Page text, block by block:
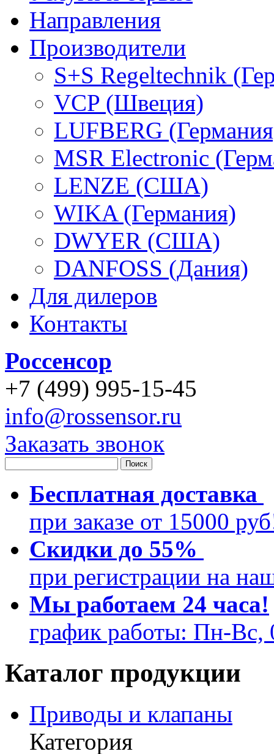
Направления
Производители
S+S Regeltechnik
VCP (Швеция)
LUFBERG
MSR Electronic
LENZE (США)
WIKA (Германия)
DWYER (США)
DANFOSS (Дания)
Для дилеров
Контакты
Россенсор
+7 (499) 995-15-45
info@rossensor.ru
Заказать звонок
Бесплатная доставка
при заказе от 15000
Скидки до 55%
при регистрации на
Мы работаем 24 часа!
график работы: Пн-Вс,
Каталог продукции
Приводы и клапаны
Категория